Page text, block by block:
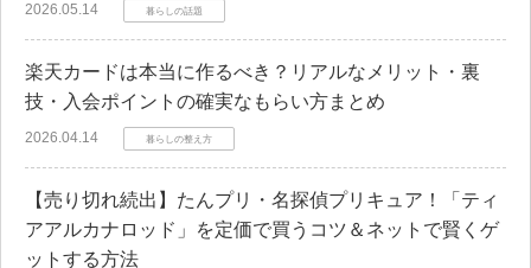
2026.05.14 暮らしの話題
楽天カードは本当に作るべき？リアルなメリット・裏
技・入会ポイントの確実なもらい方まとめ
2026.04.14 暮らしの整え方
【売り切れ続出】たんプリ・名探偵プリキュア！「ティ
アアルカナロッド」を定価で買うコツ＆ネットで賢くゲ
ットする方法